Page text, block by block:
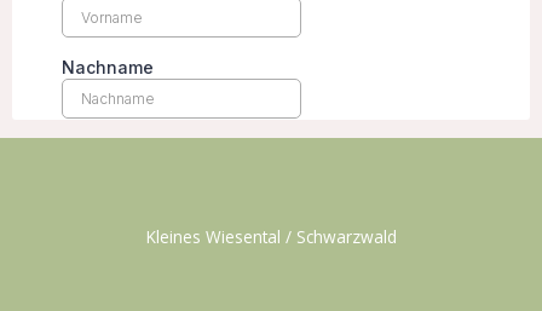
Kleines Wiesental / Schwarzwald